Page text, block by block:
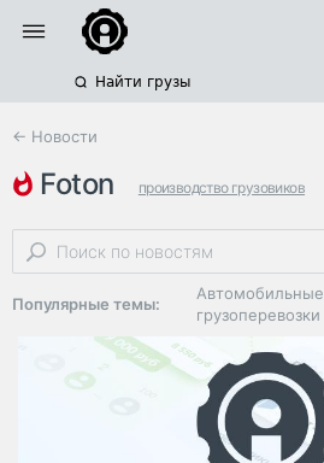
Найти грузы
← Новости
foton производство грузовиков
газ валдай
Популярные темы:
Автомобильные
грузоперевозки
Региональная
логистика
ЭДО, ИТ в
логистике